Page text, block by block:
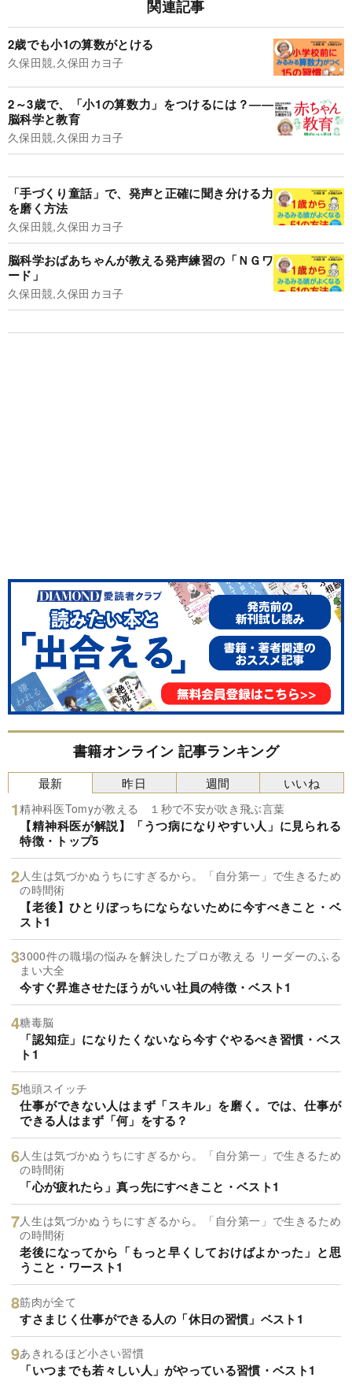
関連記事
2歳でも小1の算数がとける
久保田競,久保田カヨ子
2～3歳で、「小1の算数力」をつけるには？――
脳科学と教育
久保田競,久保田カヨ子
「手づくり童話」で、発声と正確に聞き分ける力
を磨く方法
久保田競,久保田カヨ子
脳科学おばあちゃんが教える発声練習の「ＮＧワ
ード」
久保田競,久保田カヨ子
書籍オンライン 記事ランキング
最新
精神科医Tomyが教える １秒で不安が吹き飛ぶ言葉
【精神科医が解説】「うつ病になりやすい人」に見られる
特徴・トップ5
人生は気づかぬうちにすぎるから。「自分第一」で生きるため
の時間術
【老後】ひとりぼっちにならないために今すべきこと・ベ
スト1
3000件の職場の悩みを解決したプロが教える リーダーのふる
まい大全
今すぐ昇進させたほうがいい社員の特徴・ベスト1
糖毒脳
「認知症」になりたくないなら今すぐやるべき習慣・ベス
ト1
地頭スイッチ
仕事ができない人はまず「スキル」を磨く。では、仕事が
できる人はまず「何」をする？
人生は気づかぬうちにすぎるから。「自分第一」で生きるため
の時間術
「心が疲れたら」真っ先にすべきこと・ベスト1
人生は気づかぬうちにすぎるから。「自分第一」で生きるため
の時間術
老後になってから「もっと早くしておけばよかった」と思
うこと・ワースト1
筋肉が全て
すさまじく仕事ができる人の「休日の習慣」ベスト1
あきれるほど小さい習慣
「いつまでも若々しい人」がやっている習慣・ベスト1
昨日 週間 いいね